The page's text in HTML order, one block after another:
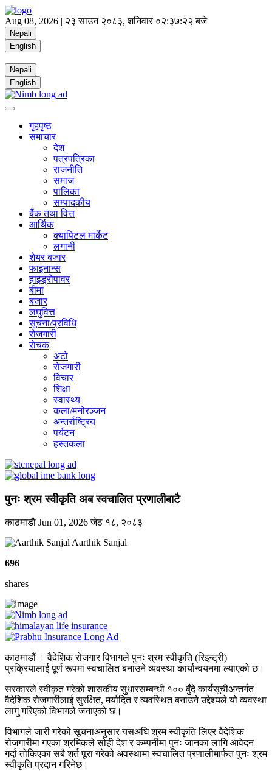
Aug 08, 2026 | २३ साउन २०८३, शनिवार ०२:३७:२२ बजे
Nepali
English
Nepali
English
गृहपृष्ठ
समाचार
देश
पत्रपत्रिका
राजनीति
समाज
पालिका
सम्पादकीय
बैंक तथा वित्त
आर्थिक
क्यापिटल मार्केट
लगानी
शेयर बजार
फाइनान्स
हाइड्रोपावर
बीमा
बजार
लघुवित्त
सूचना/प्रविधि
रोजगारी
राेचक
अटो
रोजगारी
विचार
शिक्षा
स्वास्थ्य
कला/मनोरञ्जन
अन्तर्राष्ट्रिय
पर्यटन
हस्तकला
पुनः श्रम स्वीकृति अब स्वचालित प्रणालीबाटै
काठमाडाैं Jun 01, 2026जेठ १८, २०८३
Aarthik Sanjal
696
shares
काठमाडौं । वैदेशिक रोजगार विभागले पुनः श्रम स्वीकृति (रिइन्ट्री)
प्रक्रियालाई पूर्ण रूपमा स्वचालित बनाउने व्यवस्था कार्यान्वयनमा ल्याएको छ।
सरकारले स्वीकृत गरेको शासकीय सुधारसम्बन्धी १०० बुँदे कार्यसूचीअन्तर्गत
वैदेशिक रोजगारीलाई सुरक्षित, मर्यादित र व्यवस्थित बनाउने उद्देश्यले यो व्यवस्था
लागु गरिएको विभागले जनाएको छ।
विभागले जारी गरेको सूचनाअनुसार यसअघि श्रम स्वीकृति लिएर वैदेशिक
रोजगारीमा गएका श्रमिकले सोही देश र कम्पनीमा पुनः जानका लागि आवेदन
गर्दा तोकिएका सबै शर्त पूरा गरेको अवस्थामा स्वचालित प्रणालीमार्फत पुनः श्रम
स्वीकृति प्रदान गरिनेछ।